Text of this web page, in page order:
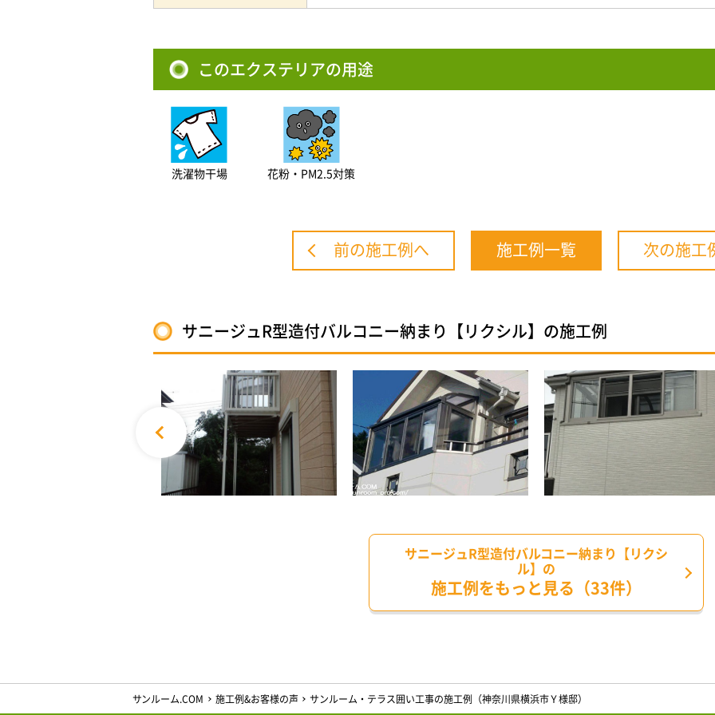
このエクステリアの用途
洗濯物干場 花粉・PM2.5対策
前の施工例へ 施工例一覧 次の施工
サニージュR型造付バルコニー納まり【リクシル】の施工例
サニージュR型造付バルコニー納まり【リクシ
ル】の
施工例をもっと見る（33件）
サンルーム.COM 施工例&お客様の声 サンルーム・テラス囲い工事の施工例（神奈川県横浜市Ｙ様邸）